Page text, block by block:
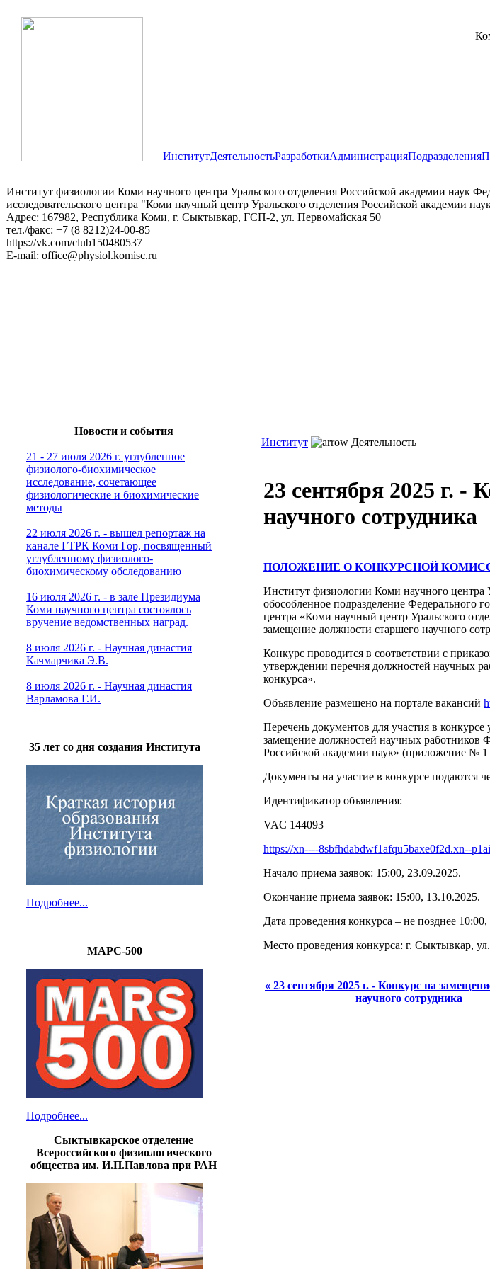
ИнститутДеятельностьРазработкиАдминистрацияПодразделения
Институт физиологии Коми научного центра Уральского отделения Российской академии наук
исследовательского центра "Коми научный центр Уральского отделения Российской
Адрес: 167982, Республика Коми, г. Сыктывкар, ГСП-2, ул. Первомайская 50
тел./факс: +7 (8 8212)24-00-85
https://vk.com/club150480537
E-mail: office@physiol.komisc.ru
Новости и события
21 - 27 июля 2026 г. углубленное
физиолого-биохимическое
исследование, сочетающее
физиологические и биохимические
методы
22 июля 2026 г. - вышел репортаж на
канале ГТРК Коми Гор, посвященный
углубленному физиолого-
биохимическому обследованию
16 июля 2026 г. - в зале Президиума
Коми научного центра состоялось
вручение ведомственных наград.
8 июля 2026 г. - Научная династия
Качмарчика Э.В.
8 июля 2026 г. - Научная династия
Варламова Г.И.
35 лет со дня создания Института
Подробнее...
МАРС-500
Подробнее...
Сыктывкарское отделение
Всероссийского физиологического
общества им. И.П.Павлова при РАН
Институт Деятельность
23 сентября 2025 г. -
научного сотрудника
ПОЛОЖЕНИЕ О КОНКУРСНОЙ
Институт физиологии Коми научного
обособленное подразделение Федерального
центра «Коми научный центр Уральского
замещение должности старшего научного
Конкурс проводится в соответствии с
утверждении перечня должностей научных
конкурса».
Объявление размещено на портале вакансий
Перечень документов для участия в конкурсе
замещение должностей научных работников
Российской академии наук» (приложение
Документы на участие в конкурсе подаются
Идентификатор объявления:
VAC 144093
https://xn----8sbfhdabdwf1afqu5baxe0f2d.xn--p1ai
Начало приема заявок: 15:00, 23.09.2025.
Окончание приема заявок: 15:00, 13.10.2025.
Дата проведения конкурса – не позднее
Место проведения конкурса: г.
« 23 сентября 2025 г. - Конкурс на
научного сотрудника